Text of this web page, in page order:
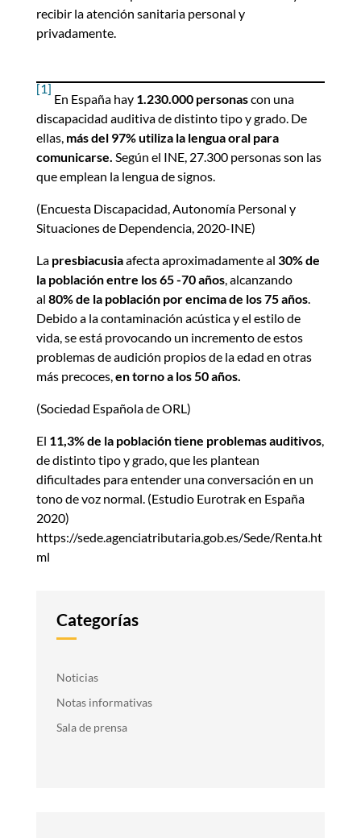
recibir la atención sanitaria personal y
privadamente.
[1]
En España hay 1.230.000 personascon una
discapacidad auditiva de distinto tipo y grado. De
ellas, más del 97%utiliza la lengua oral para
comunicarse. Según el INE, 27.300 personas son las
que emplean la lengua de signos.
(Encuesta Discapacidad, Autonomía Personal y
Situaciones de Dependencia, 2020-INE)
La presbiacusiaafecta aproximadamente al 30% de
la población entre los 65 -70 años, alcanzando
al 80% de la población por encima de los 75 años.
Debido a la contaminación acústica y el estilo de
vida, se está provocando un incremento de estos
problemas de audición propios de la edad en otras
más precoces, en torno a los 50 años.
(Sociedad Española de ORL)
El 11,3% de la población tiene problemas auditivos,
de distinto tipo y grado, que les plantean
dificultades para entender una conversación en un
tono de voz normal. (Estudio Eurotrak en España
2020)
https://sede.agenciatributaria.gob.es/Sede/Renta.ht
ml
Categorías
Noticias
Notas informativas
Sala de prensa